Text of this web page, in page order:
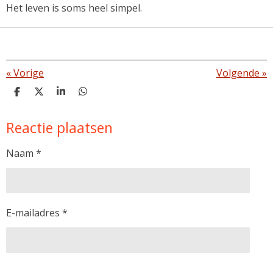
Het leven is soms heel simpel.
«Vorige Volgende »
D
e
n
D
l
S
r
e
D
e
n
Reactie plaatsen
Naam *
E-mailadres *